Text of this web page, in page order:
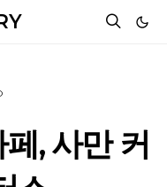
, 사만 커